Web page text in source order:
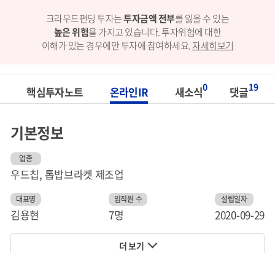
크라우드펀딩 투자는투자금액 전부를 잃을 수 있는
높은 위험을 가지고 있습니다.투자위험에 대한
이해가 있는 경우에만 투자에 참여하세요.자세히보기
핵심투자노트 온라인IR 새소식0 댓글19
기본정보
업종
우드칩, 톱밥브라켓 제조업
대표명
김용현
임직원 수
7명
설립일자
2020-09-29
더 보기